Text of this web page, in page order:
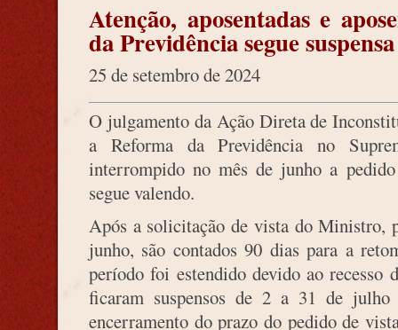
Atenção, aposentadas e
da Previdência segue
25 de setembro de 2024
O julgamento da Ação Direta de
a Reforma da Previdência no
interrompido no mês de junho a
segue valendo.
Após a solicitação de vista do Ministro,
junho, são contados 90 dias para a
período foi estendido devido ao recesso
ficaram suspensos de 2 a 31 de
encerramento do prazo do pedido de